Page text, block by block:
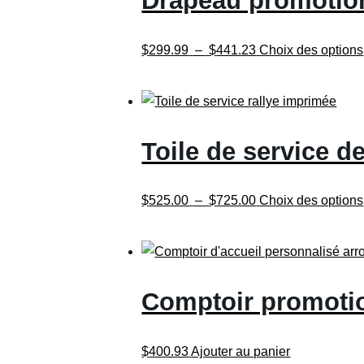
$421.23
$299.99 – $441.23Plage
prix :
$441.23
Choix des options
Toile de service
$525.00 – $725.00Plage
prix :
$725.00
Choix des options
Comptoir
$400.93 Ajouter au panier